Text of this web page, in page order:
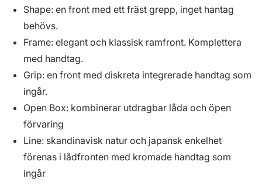
Shape: en front med ett fräst grepp, inget hantag
behövs.
Frame: elegant och klassisk ramfront. Komplettera
med handtag.
Grip: en front med diskreta integrerade handtag som
ingår.
Open Box: kombinerar utdragbar låda och öpen
förvaring
Line: skandinavisk natur och japansk enkelhet
förenas i lådfronten med kromade handtag som
ingår